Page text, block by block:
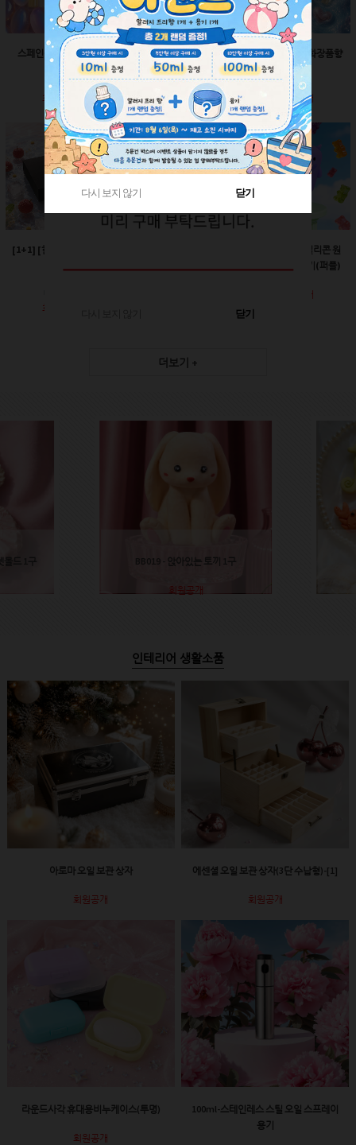
스페인산 향료-향수향
2ml
회원공개
스페인산 향료-비누향
2ml
회원공개
스페인산 향료-화장품향
2ml
회원공개
[1+1] [한정판매]매트블
회원공개
60ml-몬스터 실리콘 원
터치캡 튜브용기(퍼플)
회원공개
더보기 +
드 1구 BB019 - 앉아있는 토끼 1구
회원공개
인테리어 생활소품
아로마 오일 보관 상자
회원공개
에센셜 오일 보관 상자(3단 수납형)-[1]
회원공개
라운드사각 휴대용비누케이스(투명)
회원공개
100ml-스테인레스 스틸 오일 스프레이
용기
다시 보지 않기 닫기
다시 보지 않기 닫기
닫기